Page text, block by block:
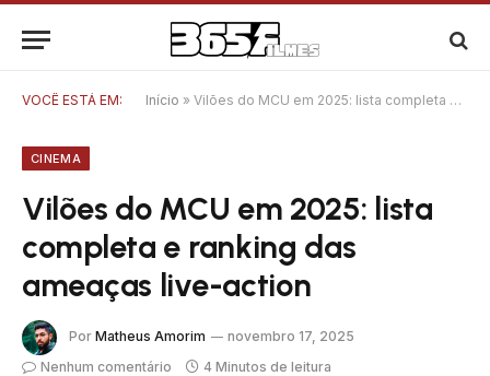
VOCÊ ESTÁ EM: Início » Vilões do MCU em 2025: lista completa e ranking das ameaças live-action
CINEMA
Vilões do MCU em 2025: lista
completa e ranking das
ameaças live-action
Por Matheus Amorim
novembro 17, 2025
Nenhum comentário
4 Minutos de leitura